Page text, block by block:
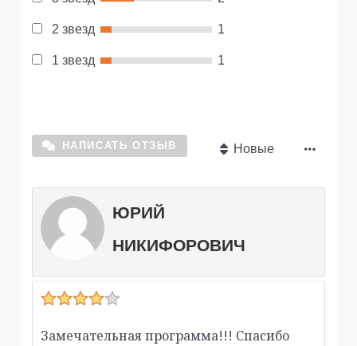
2 звезд 1
1 звезд 1
НАПИСАТЬ ОТЗЫВ Новые
ЮРИЙ
НИКИФОРОВИЧ
Замечательная программа!!! Спасибо